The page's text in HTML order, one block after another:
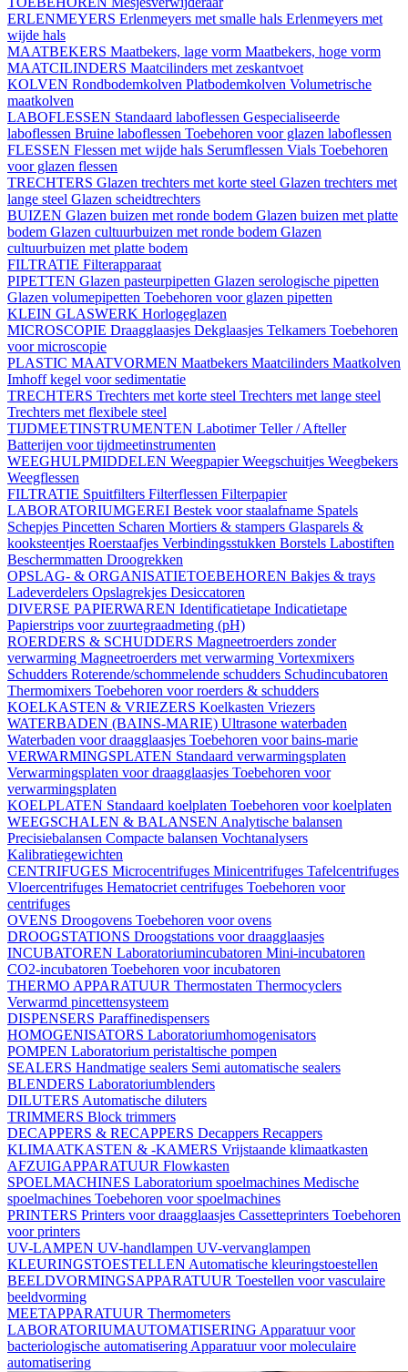
ERLENMEYERS Erlenmeyers met smalle hals Erlenmeyers met
wijde hals
MAATBEKERS Maatbekers, lage vorm Maatbekers, hoge vorm
MAATCILINDERS Maatcilinders met zeskantvoet
KOLVEN Rondbodemkolven Platbodemkolven Volumetrische
maatkolven
LABOFLESSEN Standaard laboflessen Gespecialiseerde
laboflessen Bruine laboflessen Toebehoren voor glazen laboflessen
FLESSEN Flessen met wijde hals Serumflessen Vials Toebehoren
voor glazen flessen
TRECHTERS Glazen trechters met korte steel Glazen trechters met
lange steel Glazen scheidtrechters
BUIZEN Glazen buizen met ronde bodem Glazen buizen met platte
bodem Glazen cultuurbuizen met ronde bodem Glazen
cultuurbuizen met platte bodem
FILTRATIE Filterapparaat
PIPETTEN Glazen pasteurpipetten Glazen serologische pipetten
Glazen volumepipetten Toebehoren voor glazen pipetten
KLEIN GLASWERK Horlogeglazen
MICROSCOPIE Draagglaasjes Dekglaasjes Telkamers Toebehoren
voor microscopie
PLASTIC MAATVORMEN Maatbekers Maatcilinders Maatkolven
Imhoff kegel voor sedimentatie
TRECHTERS Trechters met korte steel Trechters met lange steel
Trechters met flexibele steel
TIJDMEETINSTRUMENTEN LabotimerTeller / Afteller
Batterijen voor tijdmeetinstrumenten
WEEGHULPMIDDELEN WeegpapierWeegschuitjes Weegbekers
Weegflessen
FILTRATIE Spuitfilters Filterflessen Filterpapier
LABORATORIUMGEREI Bestek voor staalafname Spatels
Schepjes Pincetten Scharen Mortiers & stampers Glasparels &
kooksteentjes Roerstaafjes Verbindingsstukken Borstels Labostiften
Beschermmatten Droogrekken
OPSLAG- & ORGANISATIETOEBEHOREN Bakjes & trays
Ladeverdelers Opslagrekjes Desiccatoren
DIVERSE PAPIERWAREN Identificatietape Indicatietape
Papierstrips voor zuurtegraadmeting (pH)
ROERDERS & SCHUDDERS Magneetroerders zonder
verwarming Magneetroerders met verwarming Vortexmixers
Schudders Roterende/schommelende schudders Schudincubatoren
Thermomixers Toebehoren voor roerders & schudders
KOELKASTEN & VRIEZERS Koelkasten Vriezers
WATERBADEN (BAINS-MARIE) Ultrasone waterbaden
Waterbaden voor draagglaasjes Toebehoren voor bains-marie
VERWARMINGSPLATEN Standaard verwarmingsplaten
Verwarmingsplaten voor draagglaasjes Toebehoren voor
verwarmingsplaten
KOELPLATEN Standaard koelplaten Toebehoren voor koelplaten
WEEGSCHALEN & BALANSEN Analytische balansen
Precisiebalansen Compacte balansen Vochtanalysers
Kalibratiegewichten
CENTRIFUGES Microcentrifuges Minicentrifuges Tafelcentrifuges
Vloercentrifuges Hematocriet centrifuges Toebehoren voor
centrifuges
OVENS Droogovens Toebehoren voor ovens
DROOGSTATIONS Droogstations voor draagglaasjes
INCUBATOREN Laboratoriumincubatoren Mini-incubatoren
CO2-incubatoren Toebehoren voor incubatoren
THERMO APPARATUUR Thermostaten Thermocyclers
Verwarmd pincettensysteem
DISPENSERS Paraffinedispensers
HOMOGENISATORS Laboratoriumhomogenisators
POMPEN Laboratorium peristaltische pompen
SEALERS Handmatige sealers Semi automatische sealers
BLENDERS Laboratoriumblenders
DILUTERS Automatische diluters
TRIMMERS Block trimmers
DECAPPERS & RECAPPERS Decappers Recappers
KLIMAATKASTEN & -KAMERS Vrijstaande klimaatkasten
AFZUIGAPPARATUUR Flowkasten
SPOELMACHINES Laboratorium spoelmachines Medische
spoelmachines Toebehoren voor spoelmachines
PRINTERS Printers voor draagglaasjes Cassetteprinters Toebehoren
voor printers
UV-LAMPEN UV-handlampen UV-vervanglampen
KLEURINGSTOESTELLEN Automatische kleuringstoestellen
BEELDVORMINGSAPPARATUUR Toestellen voor vasculaire
beeldvorming
MEETAPPARATUUR Thermometers
LABORATORIUMAUTOMATISERING Apparatuur voor
bacteriologische automatisering Apparatuur voor moleculaire
automatisering